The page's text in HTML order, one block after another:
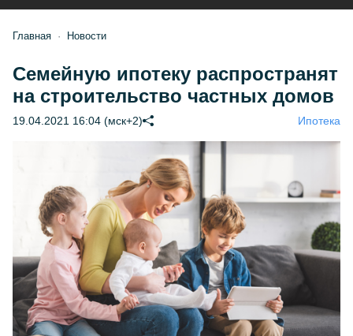
Главная Новости
Семейную ипотеку распространят
на строительство частных домов
19.04.2021 16:04 (мск+2) Ипотека